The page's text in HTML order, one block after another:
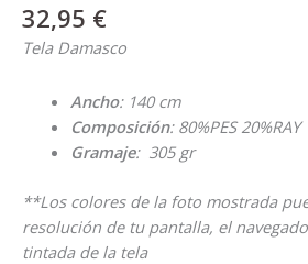
32,95 €
Tela Damasco
Ancho: 140cm
Composición: 80%PES 20%RAY
Gramaje: 305 gr
**Los colores de la foto mostrada
resolución de tu pantalla, el
tintada de la tela